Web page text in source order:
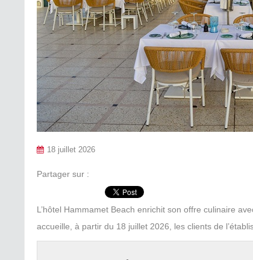
18 juillet 2026
Partager sur :
L’hôtel Hammamet Beach enrichit son offre culinaire
accueille, à partir du 18 juillet 2026, les clients de